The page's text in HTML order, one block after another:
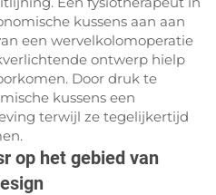
kussens aan aan
een wervelkolomoperatie
ontwerp hielp
Door druk te
kussens een
terwijl ze tegelijkertijd
op het gebied van